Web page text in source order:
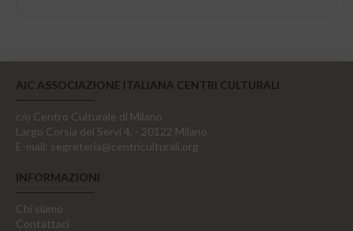
AIC ASSOCIAZIONE ITALIANA CENTRI CULTURALI
c/o Centro Culturale di Milano
Largo Corsia dei Servi 4, - 20122 Milano
E-mail: segreteria@centriculturali.org
INFORMAZIONI
Chi siamo
Contattaci